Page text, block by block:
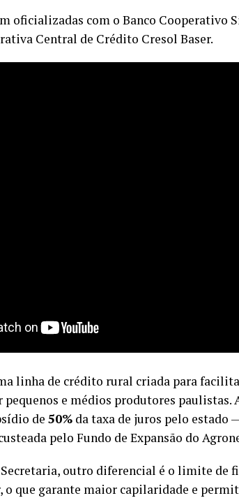
oficializadas com o Banco Cooperativo
Central de Crédito Cresol Baser.
linha de crédito rural criada para
e médios produtores paulistas.
de 50% da taxa de juros pelo estado
pelo Fundo de Expansão do
outro diferencial é o limite de
o que garante maior capilaridade e